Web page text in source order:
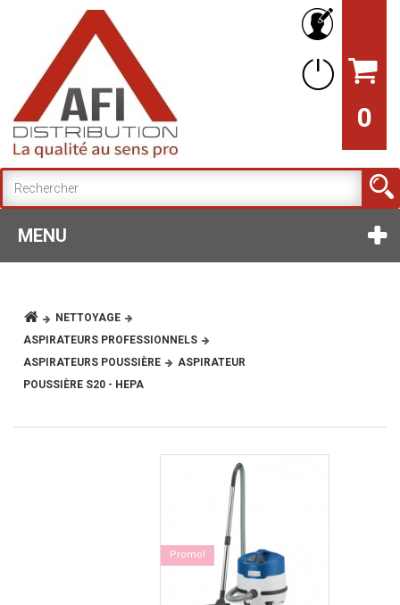
0
MENU
NETTOYAGE
ASPIRATEURS PROFESSIONNELS
ASPIRATEURS POUSSIÈRE
ASPIRATEUR
POUSSIÈRE S20 - HEPA
Promo!